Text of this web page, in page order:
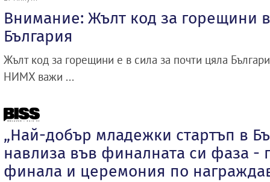
Внимание: Жълт код за горещини
България
Жълт код за горещини е в сила за почти цяла
НИМХ важи ...
„Най-добър младежки стартъп в
навлиза във финалната си фаза -
финала и церемония по